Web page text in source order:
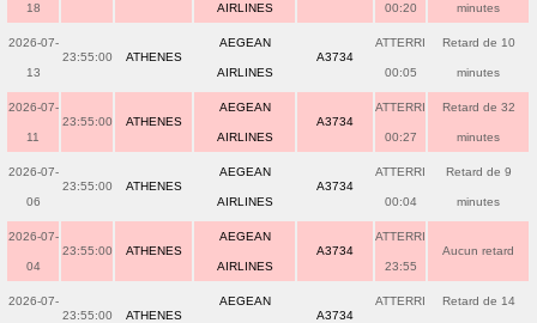
18 AIRLINES 00:20 minutes
2026-07-
13
23:55:00 ATHENES
AEGEAN
AIRLINES
A3734
ATTERRI
00:05
Retard de 10
minutes
2026-07-
11
23:55:00 ATHENES
AEGEAN
AIRLINES
A3734
ATTERRI
00:27
Retard de 32
minutes
2026-07-
06
23:55:00 ATHENES
AEGEAN
AIRLINES
A3734
ATTERRI
00:04
Retard de 9
minutes
2026-07-
04
23:55:00 ATHENES
AEGEAN
AIRLINES
A3734
ATTERRI
23:55
Aucun retard
2026-07-
23:55:00 ATHENES
AEGEAN
A3734
ATTERRI Retard de 14